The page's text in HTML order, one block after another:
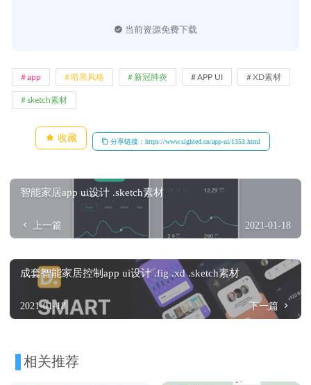
当前资源免费下载
app 暗黑风格 新冠肺炎 APP UI XD素材
sketch素材
收藏 分享链接：https://www.sighted.cn/app-ui/1353.html
智能家居app ui设计 .sketch素材
上一篇 2021-01-18
成套智能家居控制app ui设计 .fig .xd .sketch素材
2021-01-18 下一篇
相关推荐